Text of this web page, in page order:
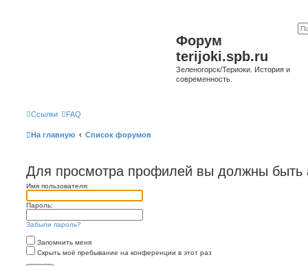
Форум
terijoki.spb.ru
Зеленогорск/Териоки. История и
современность.
Ссылки FAQ
На главную Список форумов
Для просмотра профилей вы должны быть
Имя пользователя:
Пароль:
Забыли пароль?
Запомнить меня
Скрыть моё пребывание на конференции в этот раз